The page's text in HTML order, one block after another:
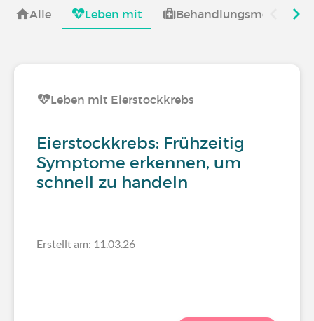
Alle Leben mit
Leben mit Eierstockkrebs
Eierstockkrebs: Frühzeitig
Symptome erkennen, um
schnell zu handeln
Erstellt am: 11.03.26